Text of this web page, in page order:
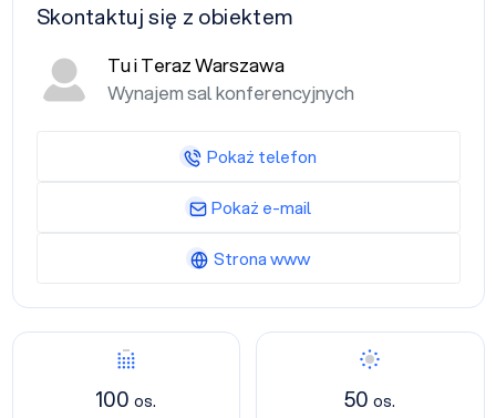
Konferencja
100os.
Bankiet
50os.
Skontaktuj się z obiektem
Tu i Teraz Warszawa
Wynajem sal konferencyjnych
Pokaż telefon
Pokaż e-mail
Strona www